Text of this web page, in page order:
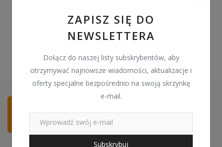
Polski
ZAPISZ SIĘ DO
NEWSLETTERA
Dołącz do naszej listy subskrybentów, aby
otrzymywać najnowsze wiadomości, aktualizacje i
oferty specjalne bezpośrednio na swoją skrzynkę
e-mail.
Subskrybuj